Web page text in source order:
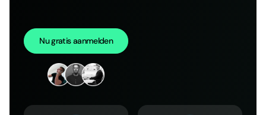
Nu gratis aanmelden